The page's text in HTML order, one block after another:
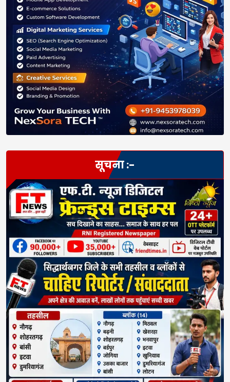
सूचना :-